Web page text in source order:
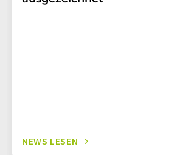
NEWS LESEN